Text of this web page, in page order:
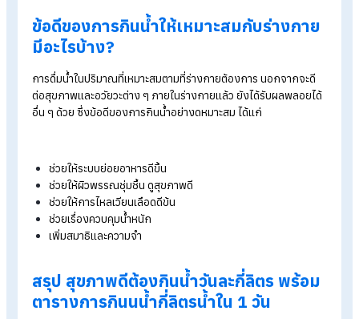
ก่อนมื้อเที่ยง 30 นาที — 1 แก้ว
กระตุ้นระบบเผาผลาญ
ช่วยให้อิ่มเร็ว ลดโอกาสกินเกิน เหมาะกับผู้คุมน้ำหนัก
ช่วยระบบย่อยอาหารทำงานได้ดีขึ้น
ส่งเสริมการขับของเสีย ลดการสะสมสารพิษในร่างกาย (ไม่คว
ดื่มทันทีหลังอาหาร เพราะอาจทำให้กรดในกระเพาะถูกเจือจาง)
14.00 – 17.00 น. — 2 แก้ว
เติมความสดชื่นช่วงบ่าย ลดอาการง่วง